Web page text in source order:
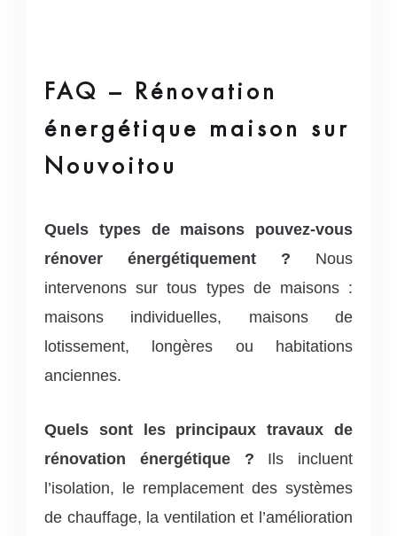
FAQ – Rénovation
énergétique maison sur
Nouvoitou
Quels types de maisons pouvez-vous
rénover énergétiquement ? Nous
intervenons sur tous types de maisons :
maisons individuelles, maisons de
lotissement, longères ou habitations
anciennes.
Quels sont les principaux travaux de
rénovation énergétique ? Ils incluent
l’isolation, le remplacement des systèmes
de chauffage, la ventilation et l’amélioration